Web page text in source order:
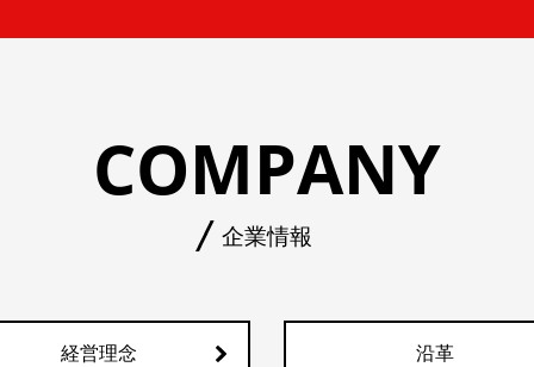
COMPANY
企業情報
経営理念 沿革